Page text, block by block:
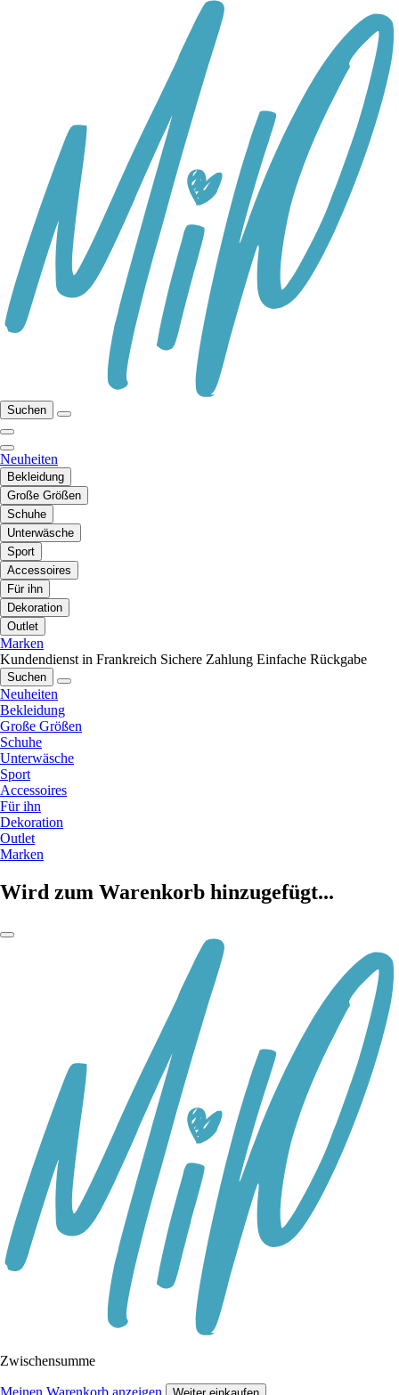
Suchen
Neuheiten
Bekleidung
Große Größen
Schuhe
Unterwäsche
Sport
Accessoires
Für ihn
Dekoration
Outlet
Marken
Kundendienst in Frankreich Sichere Zahlung Einfache Rückgabe
Suchen
Neuheiten
Bekleidung
Große Größen
Schuhe
Unterwäsche
Sport
Accessoires
Für ihn
Dekoration
Outlet
Marken
Wird zum Warenkorb hinzugefügt...
Zwischensumme